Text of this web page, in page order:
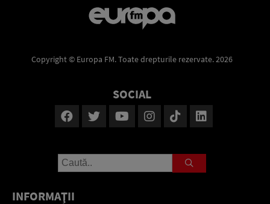
Copyright © Europa FM. Toate drepturile rezervate. 2026
SOCIAL
INFORMAŢII